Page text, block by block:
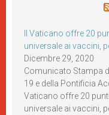
Il Vaticano offre 20
universale ai vaccini,
Dicembre 29, 2020
Comunicato Stampa
19 e della Pontificia
Vaticano offre 20
universale ai vaccini,